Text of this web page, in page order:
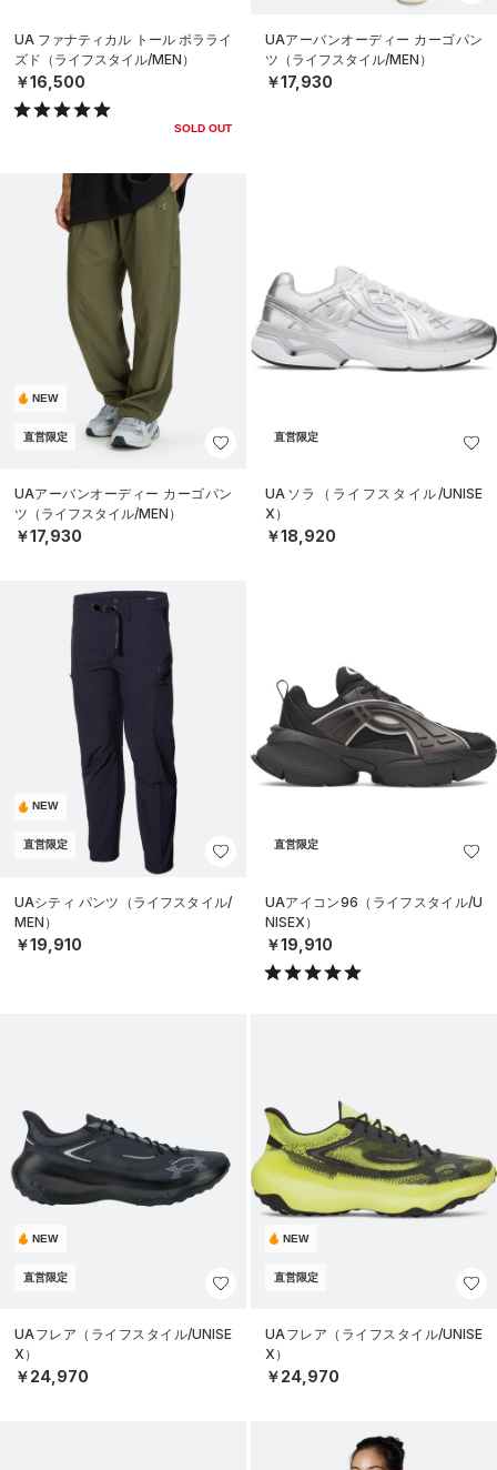
UA ファナティカル トール ポラライ
ズド（ライフスタイル/MEN）
￥16,500
SOLD OUT
UAアーバンオーディー カーゴパン
ツ（ライフスタイル/MEN）
￥17,930
NEW
直営限定
UAアーバンオーディー カーゴパン
ツ（ライフスタイル/MEN）
￥17,930
直営限定
UAソラ（ライフスタイル/UNISE
X）
￥18,920
NEW
直営限定
UAシティ パンツ（ライフスタイル/
MEN）
￥19,910
直営限定
UAアイコン96（ライフスタイル/U
NISEX）
￥19,910
NEW
直営限定
UAフレア（ライフスタイル/UNISE
X）
￥24,970
NEW
直営限定
UAフレア（ライフスタイル/UNISE
X）
￥24,970